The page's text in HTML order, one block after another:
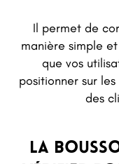
Il permet de
manière simple
que vos
positionner sur
des
La